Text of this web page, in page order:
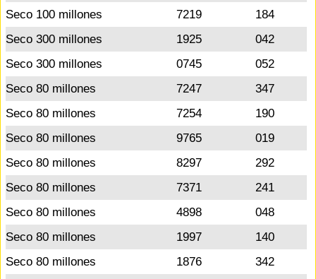
Seco 100 millones
7219
184
Seco 300 millones
1925
042
Seco 300 millones
0745
052
Seco 80 millones
7247
347
Seco 80 millones
7254
190
Seco 80 millones
9765
019
Seco 80 millones
8297
292
Seco 80 millones
7371
241
Seco 80 millones
4898
048
Seco 80 millones
1997
140
Seco 80 millones
1876
342